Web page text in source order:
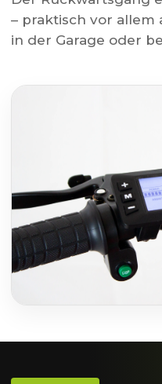
– praktisch vor allem
in der Garage oder